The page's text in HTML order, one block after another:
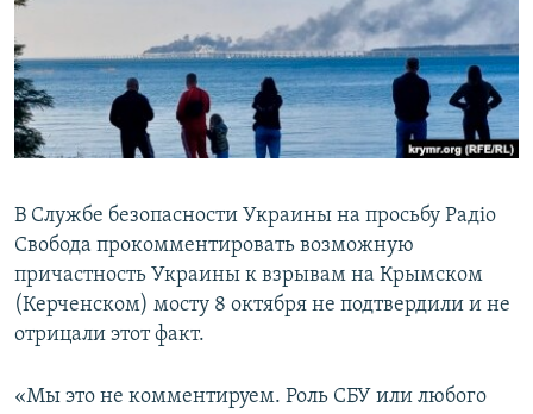
КРЫМ.НЕПОКОРЕННЫЙ
ELIFBE
УКРАИНСКАЯ ПРОБЛЕМА КРЫМА
В Службе безопасности Украины на просьбу Радіо
Свобода прокомментировать возможную
причастность Украины к взрывам на Крымском
(Керченском) мосту 8 октября не подтвердили и не
отрицали этот факт.
«Мы это не комментируем. Роль СБУ или любого